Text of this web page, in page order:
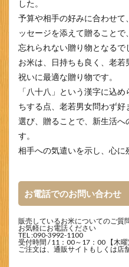
した。
予算や相手の好みに合わせて
ッセージを添えて贈ること
忘れられない贈り物となるで
お米は、日持ちも良く、老
祝いに最適な贈り物です。
「八十八」という漢字に込
ちする点、老若男女問わず
選び、贈ることで、新生活へ
す。
相手への気遣いを示し、心に
お電話でのお問い合わせ
販売しているお米についてのご質
お気軽にお電話ください
TEL :090-3992-1100
受付時間 / 11：00～17：00 【木曜
ご注文は、通販サイトもしくは店